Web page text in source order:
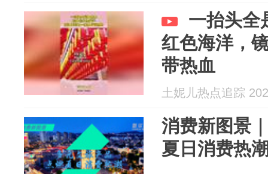
一抬头全
红色海洋，
带热血
土妮儿热点追踪
消费新图景
夏日消费热